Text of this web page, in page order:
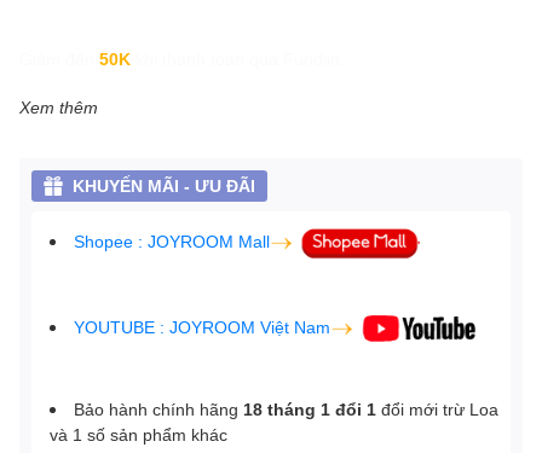
50K
Xem thêm
KHUYẾN MÃI - ƯU ĐÃI
Shopee : JOYROOM Mall
YOUTUBE : JOYROOM Việt Nam
Bảo hành chính hãng 18 tháng 1 đổi 1 đổi mới trừ Loa
và 1 số sản phẩm khác